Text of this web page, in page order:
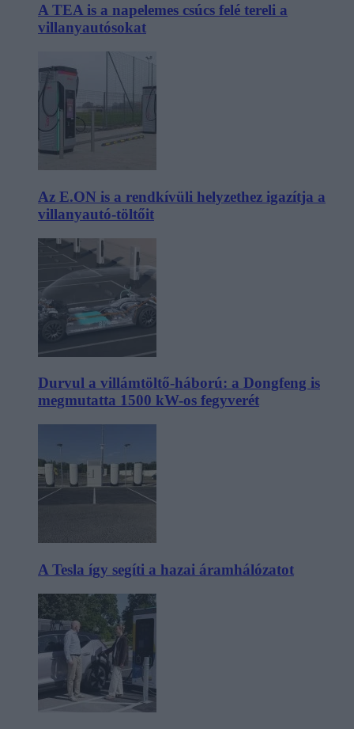
A TEA is a napelemes csúcs felé tereli a
villanyautósokat
Az E.ON is a rendkívüli helyzethez igazítja a
villanyautó-töltőit
Durvul a villámtöltő-háború: a Dongfeng is
megmutatta 1500 kW-os fegyverét
A Tesla így segíti a hazai áramhálózatot